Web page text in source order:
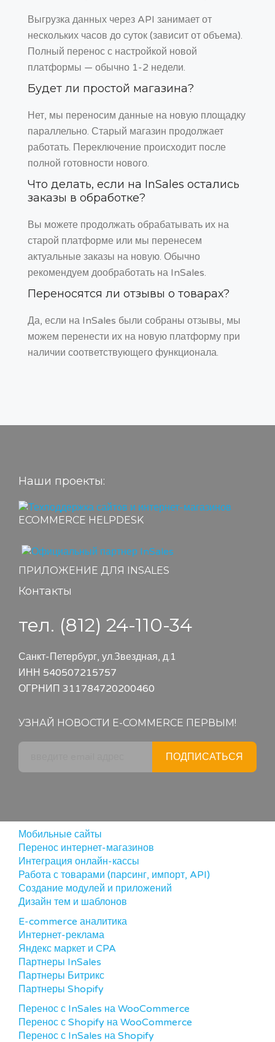
Выгрузка данных через API занимает от
нескольких часов до суток (зависит от объема).
Полный перенос с настройкой новой
платформы — обычно 1-2 недели.
Будет ли простой магазина?
Нет, мы переносим данные на новую площадку
параллельно. Старый магазин продолжает
работать. Переключение происходит после
полной готовности нового.
Что делать, если на InSales остались
заказы в обработке?
Вы можете продолжать обрабатывать их на
старой платформе или мы перенесем
актуальные заказы на новую. Обычно
рекомендуем дообработать на InSales.
Переносятся ли отзывы о товарах?
Да, если на InSales были собраны отзывы, мы
можем перенести их на новую платформу при
наличии соответствующего функционала.
Наши проекты:
ECOMMERCE HELPDESK
ПРИЛОЖЕНИЕ ДЛЯ INSALES
Контакты
тел. (812) 24-110-34
Санкт-Петербург, ул.Звездная, д.1
ИНН 540507215757
ОГРНИП 311784720200460
УЗНАЙ НОВОСТИ E-COMMERCE ПЕРВЫМ!
ПОДПИСАТЬСЯ
Мобильные сайты
Перенос интернет-магазинов
Интеграция онлайн-кассы
Работа с товарами (парсинг, импорт, API)
Создание модулей и приложений
Дизайн тем и шаблонов
E-commerce аналитика
Интернет-реклама
Яндекс маркет и CPA
Партнеры InSales
Партнеры Битрикс
Партнеры Shopify
Перенос с InSales на WooCommerce
Перенос с Shopify на WooCommerce
Перенос с InSales на Shopify